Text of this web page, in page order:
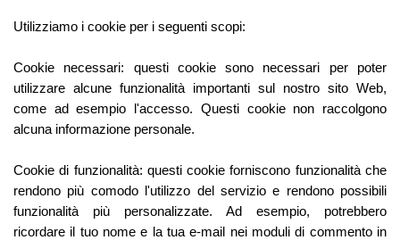
Utilizziamo i cookie per i seguenti scopi:
Cookie necessari: questi cookie sono necessari per poter
utilizzare alcune funzionalità importanti sul nostro sito Web,
come ad esempio l'accesso. Questi cookie non raccolgono
alcuna informazione personale.
Cookie di funzionalità: questi cookie forniscono funzionalità che
rendono più comodo l'utilizzo del servizio e rendono possibili
funzionalità più personalizzate. Ad esempio, potrebbero
ricordare il tuo nome e la tua e-mail nei moduli di commento in